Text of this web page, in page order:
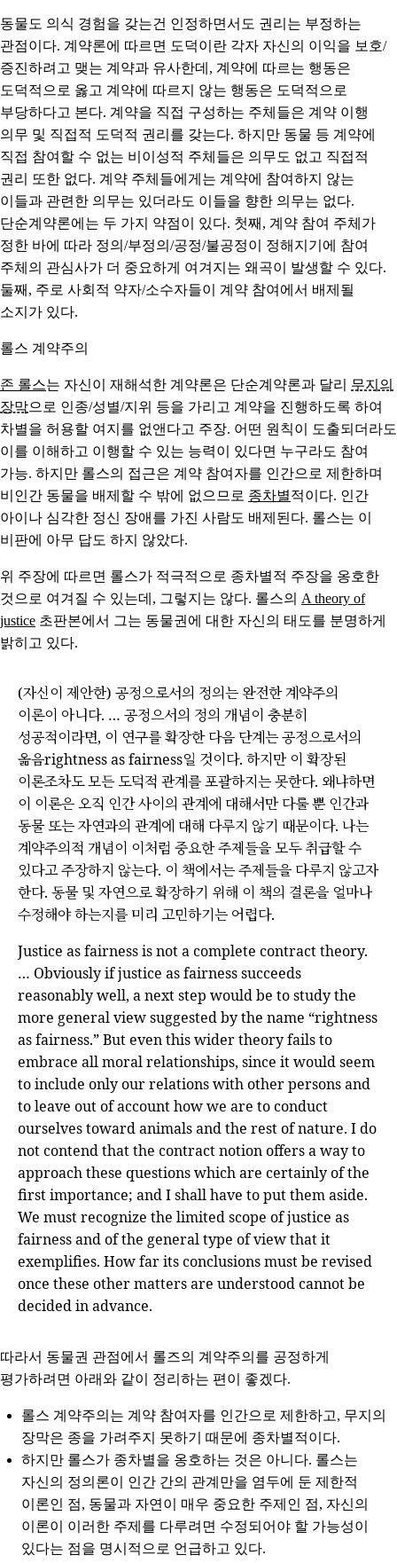
동물도 의식 경험을 갖는건 인정하면서도 권리는 부정하는
관점이다. 계약론에 따르면 도덕이란 각자 자신의 이익을 보호/
증진하려고 맺는 계약과 유사한데, 계약에 따르는 행동은
도덕적으로 옳고 계약에 따르지 않는 행동은 도덕적으로
부당하다고 본다. 계약을 직접 구성하는 주체들은 계약 이행
의무 및 직접적 도덕적 권리를 갖는다. 하지만 동물 등 계약에
직접 참여할 수 없는 비이성적 주체들은 의무도 없고 직접적
권리 또한 없다. 계약 주체들에게는 계약에 참여하지 않는
이들과 관련한 의무는 있더라도 이들을 향한 의무는 없다.
단순계약론에는 두 가지 약점이 있다. 첫째, 계약 참여 주체가
정한 바에 따라 정의/부정의/공정/불공정이 정해지기에 참여
주체의 관심사가 더 중요하게 여겨지는 왜곡이 발생할 수 있다.
둘째, 주로 사회적 약자/소수자들이 계약 참여에서 배제될
소지가 있다.
롤스 계약주의
존 롤스는 자신이 재해석한 계약론은 단순계약론과 달리 무지의
장막으로 인종/성별/지위 등을 가리고 계약을 진행하도록 하여
차별을 허용할 여지를 없앤다고 주장. 어떤 원칙이 도출되더라도
이를 이해하고 이행할 수 있는 능력이 있다면 누구라도 참여
가능. 하지만 롤스의 접근은 계약 참여자를 인간으로 제한하며
비인간 동물을 배제할 수 밖에 없으므로 종차별적이다. 인간
아이나 심각한 정신 장애를 가진 사람도 배제된다. 롤스는 이
비판에 아무 답도 하지 않았다.
위 주장에 따르면 롤스가 적극적으로 종차별적 주장을 옹호한
것으로 여겨질 수 있는데, 그렇지는 않다. 롤스의 A theory of
justice 초판본에서 그는 동물권에 대한 자신의 태도를 분명하게
밝히고 있다.
(자신이 제안한) 공정으로서의 정의는 완전한 계약주의
이론이 아니다. … 공정으서의 정의 개념이 충분히
성공적이라면, 이 연구를 확장한 다음 단계는 공정으로서의
옮음rightness as fairness일 것이다. 하지만 이 확장된
이론조차도 모든 도덕적 관계를 포괄하지는 못한다. 왜냐하면
이 이론은 오직 인간 사이의 관계에 대해서만 다룰 뿐 인간과
동물 또는 자연과의 관계에 대해 다루지 않기 때문이다. 나는
계약주의적 개념이 이처럼 중요한 주제들을 모두 취급할 수
있다고 주장하지 않는다. 이 책에서는 주제들을 다루지 않고자
한다. 동물 및 자연으로 확장하기 위해 이 책의 결론을 얼마나
수정해야 하는지를 미리 고민하기는 어렵다.
Justice as fairness is not a complete contract theory.
… Obviously if justice as fairness succeeds
reasonably well, a next step would be to study the
more general view suggested by the name “rightness
as fairness.”But even this wider theory fails to
embrace all moral relationships, since it would seem
to include only our relations with other persons and
to leave out of account how we are to conduct
ourselves toward animals and the rest of nature. I do
not contend that the contract notion offers a way to
approach these questions which are certainly of the
first importance; and I shall have to put them aside.
We must recognize the limited scope of justice as
fairness and of the general type of view that it
exemplifies. How far its conclusions must be revised
once these other matters are understood cannot be
decided in advance.
따라서 동물권 관점에서 롤즈의 계약주의를 공정하게
평가하려면 아래와 같이 정리하는 편이 좋겠다.
롤스 계약주의는 계약 참여자를 인간으로 제한하고, 무지의
장막은 종을 가려주지 못하기 때문에 종차별적이다.
하지만 롤스가 종차별을 옹호하는 것은 아니다. 롤스는
자신의 정의론이 인간 간의 관계만을 염두에 둔 제한적
이론인 점, 동물과 자연이 매우 중요한 주제인 점, 자신의
이론이 이러한 주제를 다루려면 수정되어야 할 가능성이
있다는 점을 명시적으로 언급하고 있다.